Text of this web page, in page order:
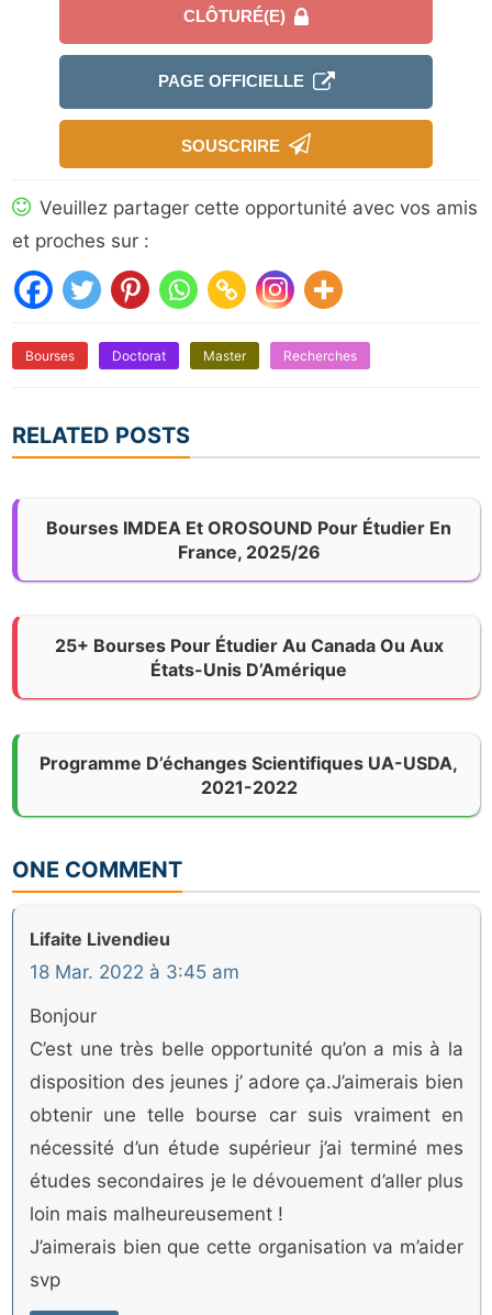
CLÔTURÉ(E)
PAGE OFFICIELLE
SOUSCRIRE
Veuillez partager cette opportunité avec vos amis
et proches sur :
Bourses Doctorat Master Recherches
RELATED POSTS
Bourses IMDEA Et OROSOUND Pour Étudier En
France, 2025/26
25+ Bourses Pour Étudier Au Canada Ou Aux
États-Unis D’Amérique
Programme D’échanges Scientifiques UA-USDA,
2021-2022
ONE COMMENT
Lifaite Livendieu
18 Mar. 2022 à 3:45 am
Bonjour
C’est une très belle opportunité qu’on a mis à la
disposition des jeunes j’ adore ça.J’aimerais bien
obtenir une telle bourse car suis vraiment en
nécessité d’un étude supérieur j’ai terminé mes
études secondaires je le dévouement d’aller plus
loin mais malheureusement !
J’aimerais bien que cette organisation va m’aider
svp